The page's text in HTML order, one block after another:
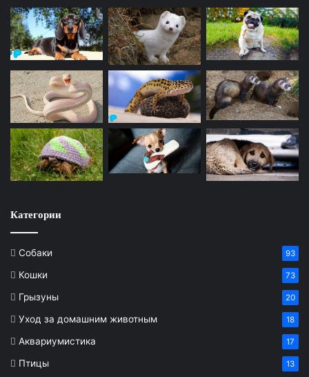
Категории
Собаки 93
Кошки 73
Грызуны 20
Уход за домашним животным 18
Аквариумистика 17
Птицы 13